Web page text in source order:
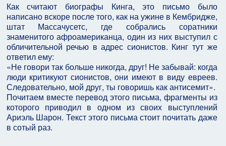
Как считают биографы Кинга, это письмо было
написано вскоре после того, как на ужине в Кембридже,
штат Массачусетс, где собрались соратники
знаменитого афроамериканца, один из них выступил с
обличительной речью в адрес сионистов. Кинг тут же
ответил ему:
«Не говори так больше никогда, друг! Не забывай: когда
люди критикуют сионистов, они имеют в виду евреев.
Следовательно, мой друг, ты говоришь как антисемит».
Почитаем вместе перевод этого письма, фрагменты из
которого приводил в одном из своих выступлений
Ариэль Шарон. Текст этого письма стоит почитать даже
в сотый раз.